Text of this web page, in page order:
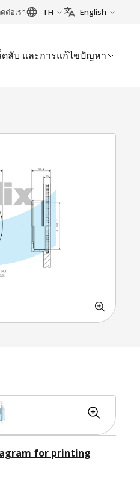
ต่อเรา TH English
ดลับ และการแก้ไขปัญหา
for printing